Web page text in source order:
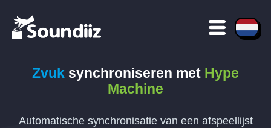
Zvuk synchroniseren met Hype
Machine
Automatische synchronisatie van een afspeellijst